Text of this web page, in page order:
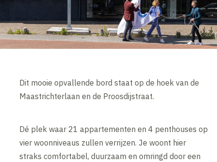
Dit mooie opvallende bord staat op de hoek van de
Maastrichterlaan en de Proosdijstraat.
Dé plek waar 21 appartementen en 4 penthouses op
vier woonniveaus zullen verrijzen. Je woont hier
straks comfortabel, duurzaam en omringd door een